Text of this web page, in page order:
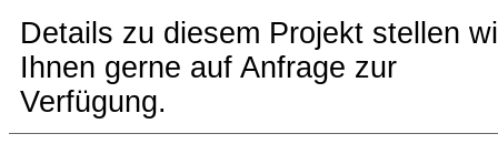
Details zu diesem Projekt stellen
Ihnen gerne auf Anfrage zur
Verfügung.